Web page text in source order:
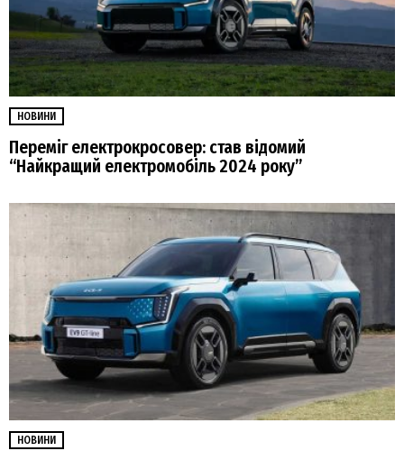
НОВИНИ
Переміг електрокросовер: став відомий
“Найкращий електромобіль 2024 року”
НОВИНИ